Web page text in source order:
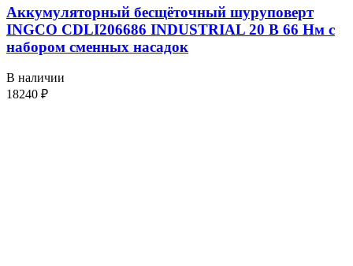
Аккумуляторный бесщёточный шуруповерт
INGCO CDLI206686 INDUSTRIAL 20 В 66 Нм с
набором сменных насадок
В наличии
18240 ₽